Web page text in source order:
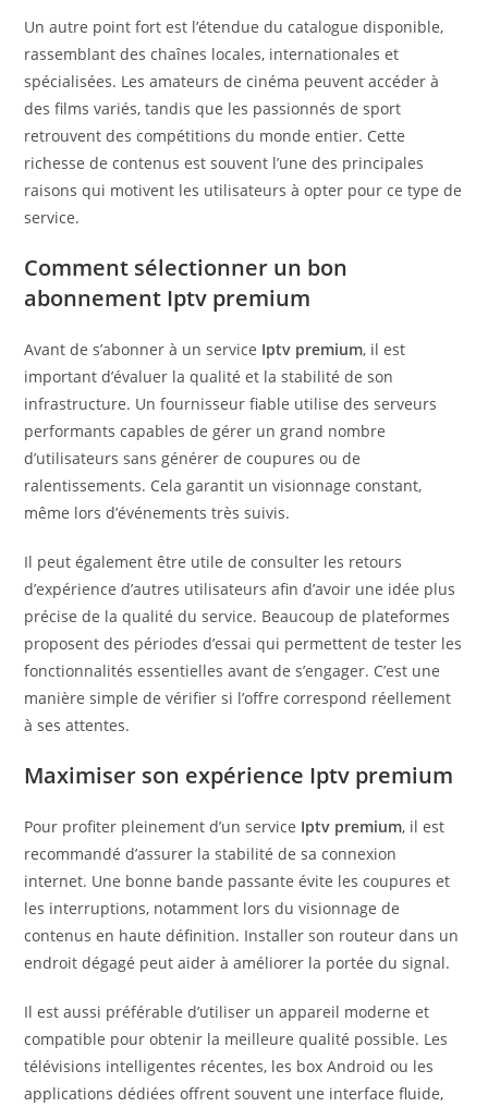
Un autre point fort est l’étendue du catalogue disponible,
rassemblant des chaînes locales, internationales et
spécialisées. Les amateurs de cinéma peuvent accéder à
des films variés, tandis que les passionnés de sport
retrouvent des compétitions du monde entier. Cette
richesse de contenus est souvent l’une des principales
raisons qui motivent les utilisateurs à opter pour ce type de
service.
Comment sélectionner un bon
abonnement Iptv premium
Avant de s’abonner à un service Iptv premium, il est
important d’évaluer la qualité et la stabilité de son
infrastructure. Un fournisseur fiable utilise des serveurs
performants capables de gérer un grand nombre
d’utilisateurs sans générer de coupures ou de
ralentissements. Cela garantit un visionnage constant,
même lors d’événements très suivis.
Il peut également être utile de consulter les retours
d’expérience d’autres utilisateurs afin d’avoir une idée plus
précise de la qualité du service. Beaucoup de plateformes
proposent des périodes d’essai qui permettent de tester les
fonctionnalités essentielles avant de s’engager. C’est une
manière simple de vérifier si l’offre correspond réellement
à ses attentes.
Maximiser son expérience Iptv premium
Pour profiter pleinement d’un service Iptv premium, il est
recommandé d’assurer la stabilité de sa connexion
internet. Une bonne bande passante évite les coupures et
les interruptions, notamment lors du visionnage de
contenus en haute définition. Installer son routeur dans un
endroit dégagé peut aider à améliorer la portée du signal.
Il est aussi préférable d’utiliser un appareil moderne et
compatible pour obtenir la meilleure qualité possible. Les
télévisions intelligentes récentes, les box Android ou les
applications dédiées offrent souvent une interface fluide,